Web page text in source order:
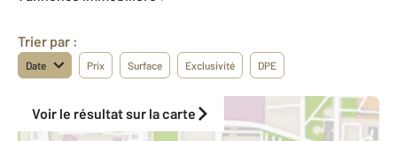
Trier par :
Date Prix Surface Exclusivité DPE
Voir le résultat sur la carte